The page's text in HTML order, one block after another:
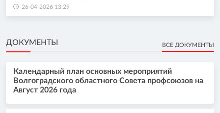
26-04-2026 13:29
ДОКУМЕНТЫ ВСЕ ДОКУМЕНТЫ
Календарный план основных мероприятий
Волгоградского областного Совета профсоюзов на
Август 2026 года